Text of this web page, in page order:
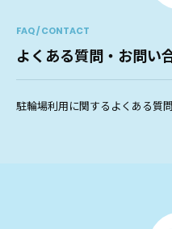
FAQ / CONTACT
よくある質問・お問い
駐輪場利用に関するよくある質